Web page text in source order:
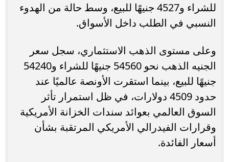
للشراء و4527 جنيهًا للبيع، وسط حالة من الهدوء
النسبي في الطلب داخل الأسواق.
وعلى مستوى الذهب الاستثماري، سجل سعر
الجنيه الذهب نحو 54560 جنيهًا للشراء و54240
جنيهًا للبيع، بينما استقرت الأونصة عالميًا عند
حدود 4509 دولارات، في ظل استمرار تأثر
السوق العالمي بعوائد سندات الخزانة الأمريكية
وقرارات الفيدرالي الأمريكي المرتقبة بشأن
أسعار الفائدة.